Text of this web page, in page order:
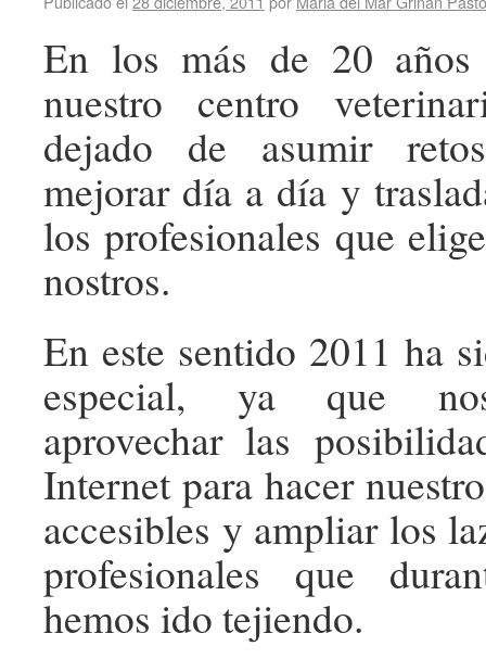
En los más de 20
nuestro centro
dejado de asumir
mejorar día a día y
los profesionales que
nostros.
En este sentido 2011 ha
especial, ya que
aprovechar las
Internet para hacer
accesibles y ampliar los
profesionales que
hemos ido tejiendo.